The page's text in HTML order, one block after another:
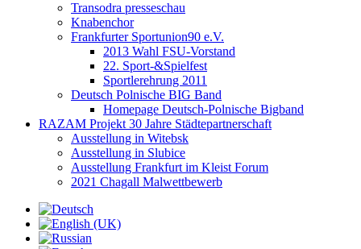
Transodra presseschau
Knabenchor
Frankfurter Sportunion90 e.V.
2013 Wahl FSU-Vorstand
22. Sport-&Spielfest
Sportlerehrung 2011
Deutsch Polnische BIG Band
Homepage Deutsch-Polnische Bigband
RAZAM Projekt 30 Jahre Städtepartnerschaft
Ausstellung in Witebsk
Ausstellung in Slubice
Ausstellung Frankfurt im Kleist Forum
2021 Chagall Malwettbewerb